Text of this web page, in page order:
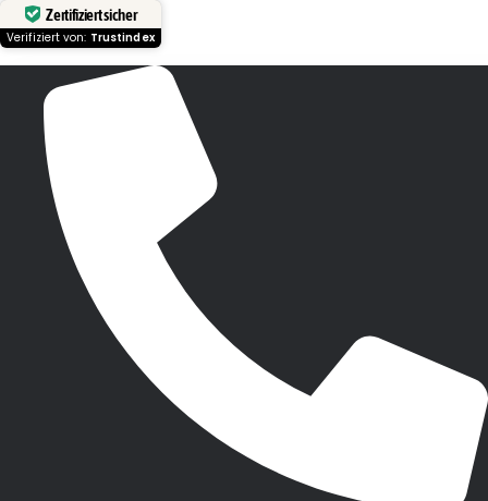
Zertifiziert sicher
Verifiziert von: Trustindex